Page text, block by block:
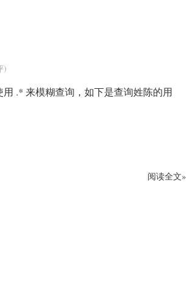
)
.* 来模糊查询，如下是查询姓陈的用
阅读全文»